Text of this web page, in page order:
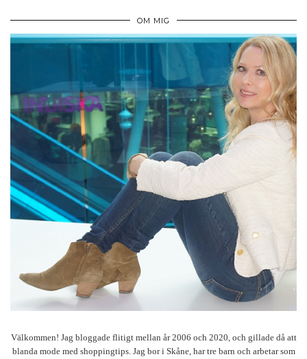
OM MIG
Välkommen! Jag bloggade flitigt mellan år 2006 och 2020, och gillade då att
blanda mode med shoppingtips. Jag bor i Skåne, har tre barn och arbetar som